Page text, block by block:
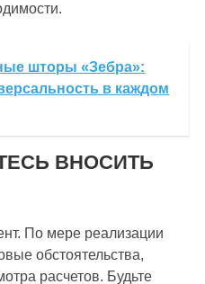
шторы «Зебра»:
в каждом
ВНОСИТЬ
По мере реализации
обстоятельства,
расчетов. Будьте